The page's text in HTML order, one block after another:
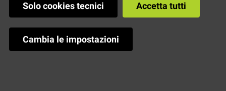
l'immagine in dimensione originale
Solo cookies tecnici Accetta tutti
Cambia le impostazioni